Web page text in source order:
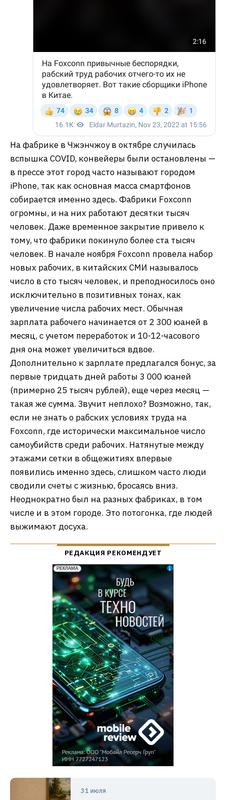
На фабрике в Чжэнчжоу в октябре случилась
вспышка COVID, конвейеры были остановлены —
в прессе этот город часто называют городом
iPhone, так как основная масса смартфонов
собирается именно здесь. Фабрики Foxconn
огромны, и на них работают десятки тысяч
человек. Даже временное закрытие привело к
тому, что фабрики покинуло более ста тысяч
человек. В начале ноября Foxconn провела набор
новых рабочих, в китайских СМИ называлось
число в сто тысяч человек, и преподносилось оно
исключительно в позитивных тонах, как
увеличение числа рабочих мест. Обычная
зарплата рабочего начинается от 2 300 юаней в
месяц, с учетом переработок и 10-12-часового
дня она может увеличиться вдвое.
Дополнительно к зарплате предлагался бонус, за
первые тридцать дней работы 3 000 юаней
(примерно 25 тысяч рублей), еще через месяц —
такая же сумма. Звучит неплохо? Возможно, так,
если не знать о рабских условиях труда на
Foxconn, где исторически максимальное число
самоубийств среди рабочих. Натянутые между
этажами сетки в общежитиях впервые
появились именно здесь, слишком часто люди
сводили счеты с жизнью, бросаясь вниз.
Неоднократно был на разных фабриках, в том
числе и в этом городе. Это потогонка, где людей
выжимают досуха.
31 июля